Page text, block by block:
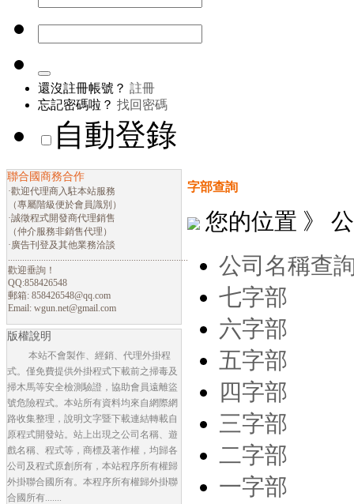
還沒註冊帳號？ 註冊
忘記密碼啦？ 找回密碼
自動登錄
聯合國商務合作
·歡迎代理商入駐本站服務
（專屬階級便於會員識別）
·誠徵程式開發商代理銷售
（仲介服務非銷售代理）
·廣告刊登及其他業務洽談
歡迎垂詢！
QQ:858426548
郵箱: 858426548@qq.com
Email: wgun.net@gmail.com
版權說明
本站不會製作、經銷、代理外掛程
式。僅免費提供外掛程式下載前之掃毒及
掃木馬等安全檢測驗證，協助會員遠離盜
號危險程式。本站所有資料均來自網際網
路收集整理，說明文字暨下載連結轉載自
原程式開發站。站上出現之公司名稱、遊
戲名稱、程式等，商標及著作權，均歸各
公司及程式原創所有，本站程序所有權歸
外掛聯合國所有。本程序所有權歸外掛聯
合國所有.......
字部查詢
您的位置 》
公司名稱查
七字部
六字部
五字部
四字部
三字部
二字部
一字部